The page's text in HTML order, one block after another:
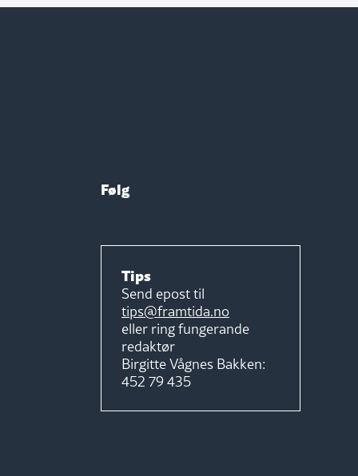
Følg
Tips
Send epost til
tips@framtida.no
eller ring fungerande
redaktør
Birgitte Vågnes Bakken:
452 79 435